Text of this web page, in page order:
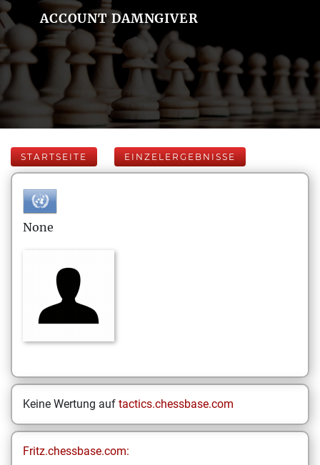
ACCOUNT DAMNGIVER
STARTSEITE EINZELERGEBNISSE
None
Keine Wertung auf tactics.chessbase.com
Fritz.chessbase.com: